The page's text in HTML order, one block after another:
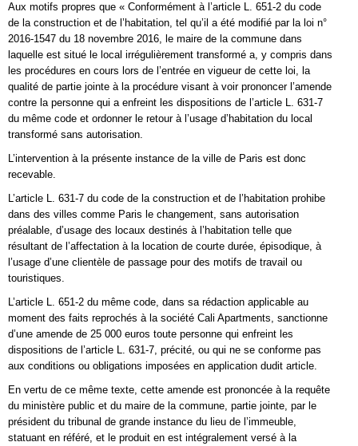
Aux motifs propres que « Conformément à l’article L. 651-2 du code
de la construction et de l’habitation, tel qu’il a été modifié par la loi n°
2016-1547 du 18 novembre 2016, le maire de la commune dans
laquelle est situé le local irrégulièrement transformé a, y compris dans
les procédures en cours lors de l’entrée en vigueur de cette loi, la
qualité de partie jointe à la procédure visant à voir prononcer l’amende
contre la personne qui a enfreint les dispositions de l’article L. 631-7
du même code et ordonner le retour à l’usage d’habitation du local
transformé sans autorisation.
L’intervention à la présente instance de la ville de Paris est donc
recevable.
L’article L. 631-7 du code de la construction et de l’habitation prohibe
dans des villes comme Paris le changement, sans autorisation
préalable, d’usage des locaux destinés à l’habitation telle que
résultant de l’affectation à la location de courte durée, épisodique, à
l’usage d’une clientèle de passage pour des motifs de travail ou
touristiques.
L’article L. 651-2 du même code, dans sa rédaction applicable au
moment des faits reprochés à la société Cali Apartments, sanctionne
d’une amende de 25 000 euros toute personne qui enfreint les
dispositions de l’article L. 631-7, précité, ou qui ne se conforme pas
aux conditions ou obligations imposées en application dudit article.
En vertu de ce même texte, cette amende est prononcée à la requête
du ministère public et du maire de la commune, partie jointe, par le
président du tribunal de grande instance du lieu de l’immeuble,
statuant en référé, et le produit en est intégralement versé à la